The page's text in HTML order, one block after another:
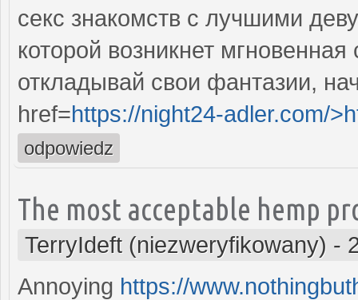
секс знакомств с лучшими
которой возникнет
откладывай свои фантазии,
href=https://night24-adler.com/
odpowiedz
The most acceptable hemp
TerryIdeft (niezweryfikowany) -
Annoying https://